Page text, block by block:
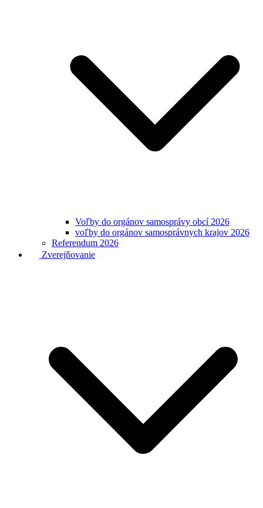
Voľby do orgánov samosprávy obcí 2026
voľby do orgánov samosprávnych krajov 2026
Referendum 2026
Zverejňovanie